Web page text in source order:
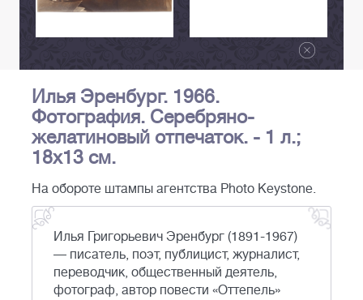
Илья Эренбург. 1966.
Фотография. Серебряно-
желатиновый отпечаток. - 1 л.;
18х13 см.
На обороте штампы агентства Photo Keystone.
Илья Григорьевич Эренбург (1891-1967)
— писатель, поэт, публицист, журналист,
переводчик, общественный деятель,
фотограф, автор повести «Оттепель»